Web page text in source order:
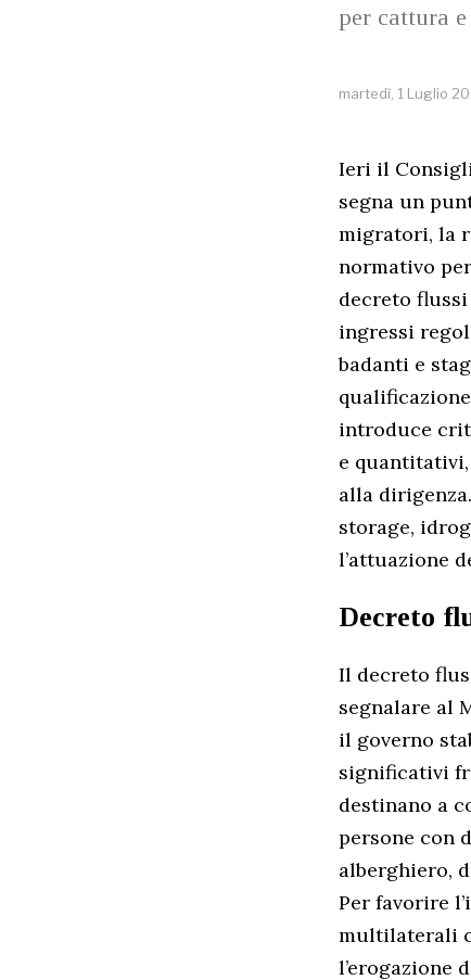
per cattura
martedì, 1 Luglio
Ieri il
segna un
migratori, la
normativo
decreto
ingressi
badanti e
introduce
e
alla
storage,
l’attuazione
Decreto
Il decreto
segnalare al
il governo
significativi
destinano a
persone con
alberghiero,
Per favorire
multilaterali
l’erogazione